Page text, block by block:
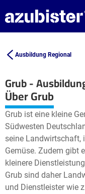
Ausbildung Regional
Grub -
+
−
Über Grub
Grub ist eine kleine
Südwesten
seine Landwirtschaft,
Gemüse. Zudem gibt
kleinere
Grub sind daher
und Dienstleister wie